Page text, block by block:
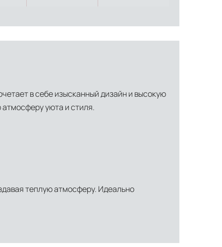
логистических специалистов с опытом работы в
в себе изысканный дизайн и высокую
уюта и стиля.
теплую атмосферу. Идеально